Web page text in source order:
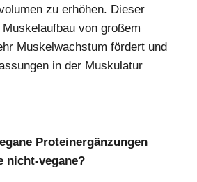
zu erhöhen. Dieser
von großem
Muskelwachstum fördert und
in der Muskulatur
Proteinergänzungen
nicht-vegane?